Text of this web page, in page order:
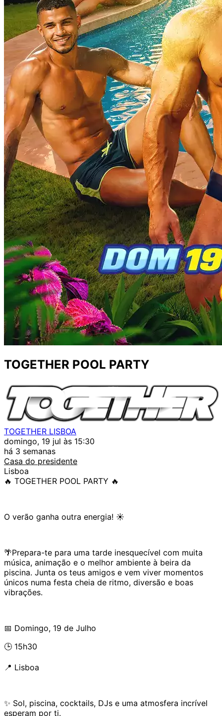
TOGETHER POOL PARTY
TOGETHER LISBOA
domingo, 19 jul às 15:30
há 3 semanas
Casa do presidente
Lisboa
🔥 TOGETHER POOL PARTY 🔥
O verão ganha outra energia! ☀️
🌴Prepara-te para uma tarde inesquecível com muita
música, animação e o melhor ambiente à beira da
piscina. Junta os teus amigos e vem viver momentos
únicos numa festa cheia de ritmo, diversão e boas
vibrações.
📅 Domingo, 19 de Julho
🕒 15h30
📍 Lisboa
✨ Sol, piscina, cocktails, DJs e uma atmosfera incrível
esperam por ti.